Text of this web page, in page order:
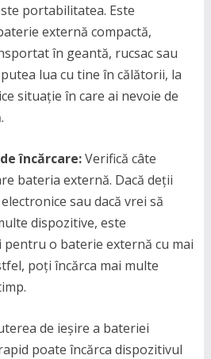
portabilitatea. Este
externă compactă,
în geantă, rucsac sau
lua cu tine în călătorii, la
situație în care ai nevoie de
încărcare:Verifică câte
bateria externă. Dacă deții
sau dacă vrei să
dispozitive, este
pentru o baterie externă cu mai
poți încărca mai multe
de ieșire a bateriei
poate încărca dispozitivul